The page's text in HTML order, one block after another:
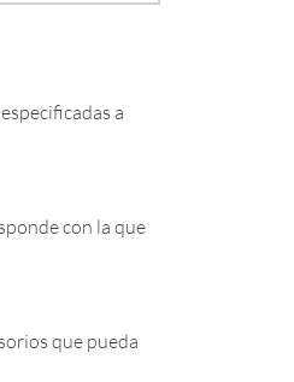
a
con la que
que pueda